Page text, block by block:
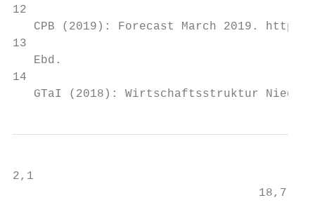
12
CPB (2019): Forecast March 2019.
13
   Ebd.
14
GTaI (2018): Wirtschaftsstruktur
2,1
18,7